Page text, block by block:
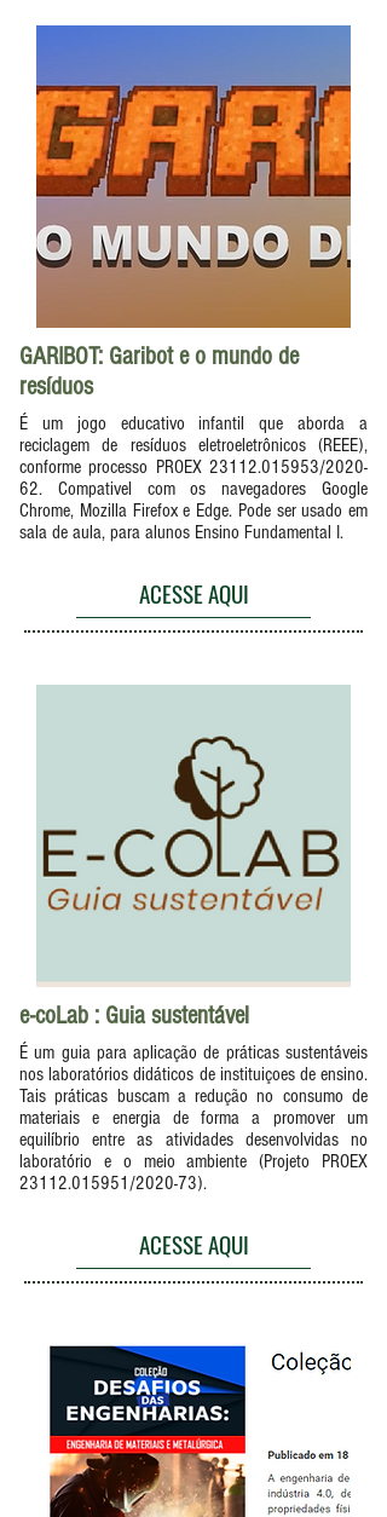
GARIBOT: Garibot e o mundo de
resíduos
É um jogo educativo infantil que aborda a
reciclagem de resíduos eletroeletrônicos (REEE),
conforme processo PROEX 23112.015953/2020-
62. Compativel com os navegadores Google
Chrome, Mozilla Firefox e Edge. Pode ser usado em
sala de aula, para alunos Ensino Fundamental I.
ACESSE AQUI
e-coLab : Guia sustentável
É um guia para aplicação de práticas sustentáveis
nos laboratórios didáticos de instituiçoes de ensino.
Tais práticas buscam a redução no consumo de
materiais e energia de forma a promover um
equilíbrio entre as atividades desenvolvidas no
laboratório e o meio ambiente (Projeto PROEX
23112.015951 /2020-73).
ACESSE AQUI